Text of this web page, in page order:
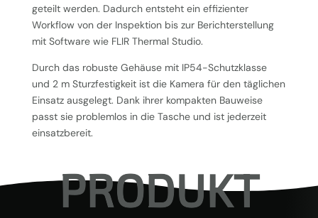
geteilt werden. Dadurch entsteht ein effizienter
Workflow von der Inspektion bis zur Berichterstellung
mit Software wie FLIR Thermal Studio.
Durch das robuste Gehäuse mit IP54-Schutzklasse
und 2 m Sturzfestigkeit ist die Kamera für den täglichen
Einsatz ausgelegt. Dank ihrer kompakten Bauweise
passt sie problemlos in die Tasche und ist jederzeit
einsatzbereit.
PRODUKT